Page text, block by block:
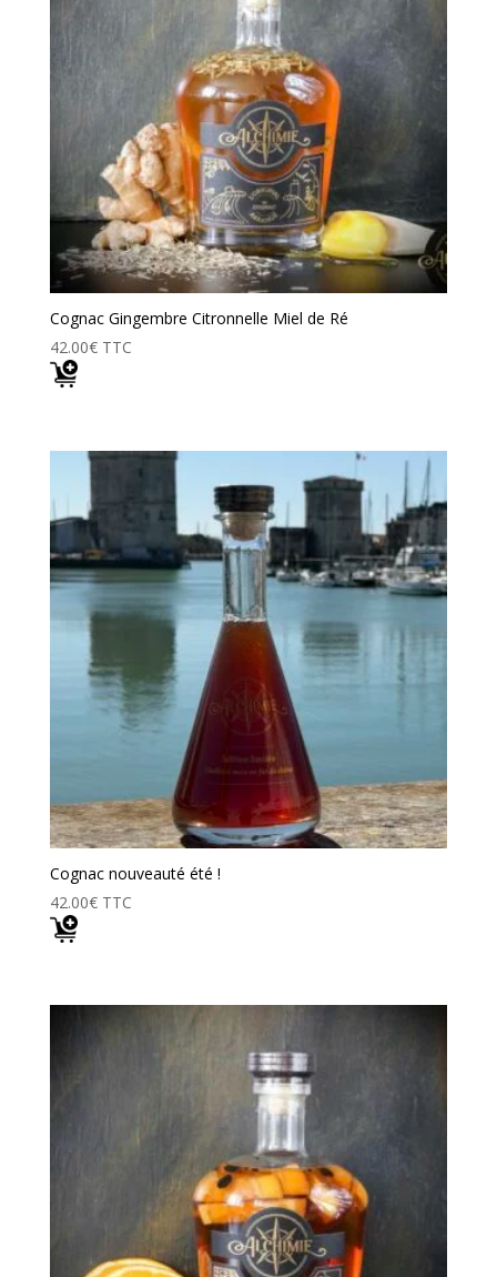
Cognac Gingembre Citronnelle Miel de Ré
42.00€ TTC
Cognac nouveauté été !
42.00€ TTC